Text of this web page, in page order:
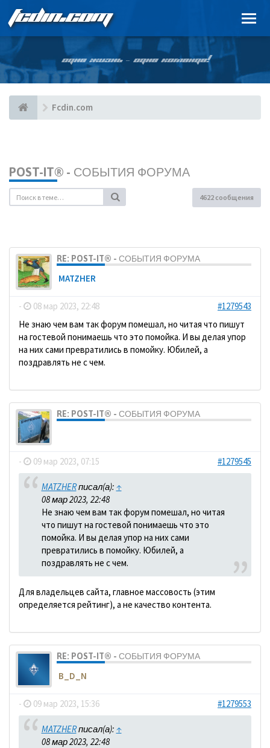
FCDIN.COM
ОДНА ЖИЗНЬ – ОДНА КОМАНДА!
Fcdin.com
POST-IT® - СОБЫТИЯ ФОРУМА
4622 сообщения
RE: POST-IT® - СОБЫТИЯ ФОРУМА
MATZHER
- 08 мар 2023, 22:48
#1279543
Не знаю чем вам так форум помешал, но читая что пишут
на гостевой понимаешь что это помойка. И вы делая упор
на них сами превратились в помойку. Юбилей, а
поздравлять не с чем.
RE: POST-IT® - СОБЫТИЯ ФОРУМА
- 09 мар 2023, 07:15 #1279545
MATZHERписал(а): ↑
08 мар 2023, 22:48
Не знаю чем вам так форум помешал, но читая
что пишут на гостевой понимаешь что это
помойка. И вы делая упор на них сами
превратились в помойку. Юбилей, а
поздравлять не с чем.
Для владельцев сайта, главное массовость (этим
определяется рейтинг), а не качество контента.
RE: POST-IT® - СОБЫТИЯ ФОРУМА
B_D_N
- 09 мар 2023, 15:36 #1279553
MATZHERписал(а): ↑
08 мар 2023, 22:48